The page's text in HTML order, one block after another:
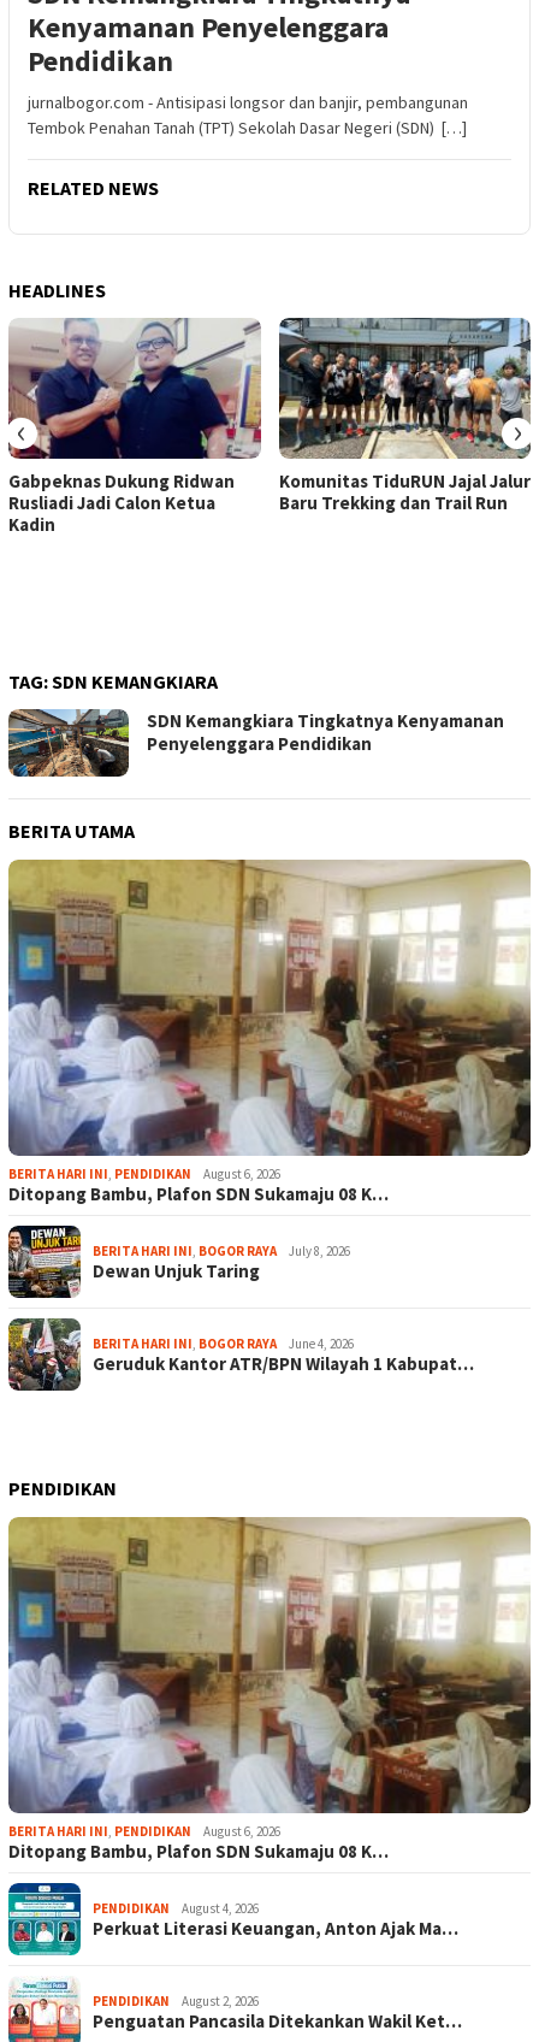
Kenyamanan Penyelenggara
Pendidikan
jurnalbogor.com - Antisipasi longsor dan banjir, pembangunan
Tembok Penahan Tanah (TPT) Sekolah Dasar Negeri (SDN) […]
RELATED NEWS
HEADLINES
Gabpeknas Dukung Ridwan
Rusliadi Jadi Calon Ketua
Kadin
Komunitas TiduRUN Jajal Jalur
Baru Trekking dan Trail Run
‹ ›
TAG:SDN KEMANGKIARA
SDN Kemangkiara Tingkatnya Kenyamanan
Penyelenggara Pendidikan
BERITA UTAMA
BERITA HARI INI, PENDIDIKAN August 6, 2026
Ditopang Bambu, Plafon SDN Sukamaju 08 K…
BERITA HARI INI, BOGOR RAYA July 8, 2026
Dewan Unjuk Taring
BERITA HARI INI, BOGOR RAYA June 4, 2026
Geruduk Kantor ATR/BPN Wilayah 1 Kabupat…
PENDIDIKAN
BERITA HARI INI, PENDIDIKAN August 6, 2026
Ditopang Bambu, Plafon SDN Sukamaju 08 K…
PENDIDIKAN August 4, 2026
Perkuat Literasi Keuangan, Anton Ajak Ma…
PENDIDIKAN August 2, 2026
Penguatan Pancasila Ditekankan Wakil Ket…